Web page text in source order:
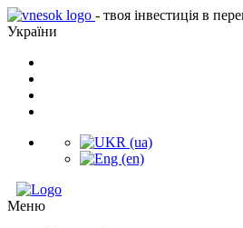
- твоя інвестиція в
України
Меню